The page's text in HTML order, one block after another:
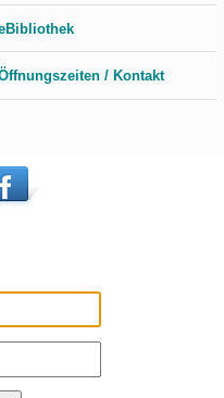
/ Kontakt